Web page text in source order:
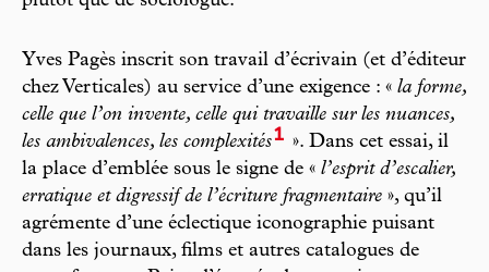
Yves Pagès inscrit son travail d’écrivain (et d’éditeur
chez Verticales) au service d’une exigence : « la forme,
celle que l’on invente, celle qui travaille sur les nuances,
les ambivalences, les complexités1 ». Dans cet essai, il
la place d’emblée sous le signe de « l’esprit d’escalier,
erratique et digressif de l’écriture fragmentaire », qu’il
agrémente d’une éclectique iconographie puisant
dans les journaux, films et autres catalogues de